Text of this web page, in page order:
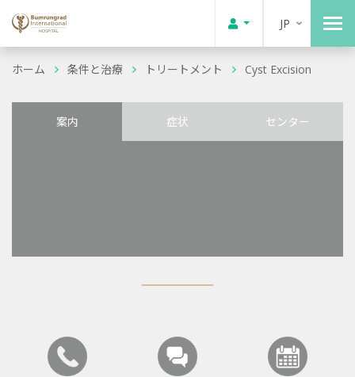
JP
ホーム 条件と治療 トリートメント Cyst Excision
案内 症状 センター